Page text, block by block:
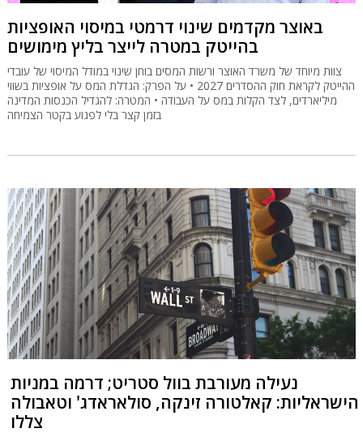
באוצר מקדמים שינוי דרמטי במיסוי האופציות
בהייטק במטרה לייצר בליץ מימושים
צוות מיוחד של משרד האוצר ורשות המסים בוחן שינוי במודל המיסוי של עובדי
ההייטק לקראת חוק ההסדרים 2027 • על הפרק: הגדלת המס על אופציות בשווי
מיליארדים, לצד הקלות במס על העבודה • המטרה: להגדיל הכנסות המדינה
בזמן קצר בלי לפגוע בקטר הצמיחה
נעילה מעורבת בוול סטריט; דרמה במניות
הישראליות: קאלטורה זינקה, סולאראדג' וטאבולה
צללו